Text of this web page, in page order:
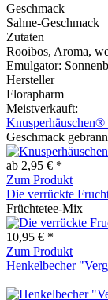
Geschmack
Sahne-Geschmack
Zutaten
Rooibos, Aroma,
Emulgator:
Hersteller
Florapharm
Meistverkauft:
Knusperhäuschen®
Geschmack
ab 2,95 € *
Zum Produkt
Die verrückte
Früchtetee-Mix
10,95 € *
Zum Produkt
Henkelbecher